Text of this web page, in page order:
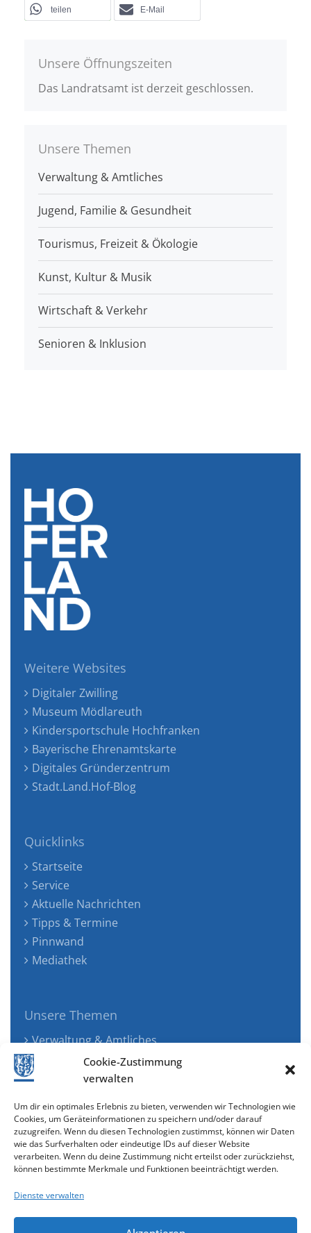
Cookie-Zustimmung
verwalten
Um dir ein optimales Erlebnis zu bieten, verwenden wir Technologien wie
Cookies, um Geräteinformationen zu speichern und/oder darauf
zuzugreifen. Wenn du diesen Technologien zustimmst, können wir Daten
wie das Surfverhalten oder eindeutige IDs auf dieser Website
verarbeiten. Wenn du deine Zustimmung nicht erteilst oder zurückziehst,
können bestimmte Merkmale und Funktionen beeinträchtigt werden.
Dienste verwalten
teilen E-Mail
Unsere Öffnungszeiten
Das Landratsamt ist derzeit geschlossen.
Unsere Themen
Verwaltung & Amtliches
Jugend, Familie & Gesundheit
Tourismus, Freizeit & Ökologie
Kunst, Kultur & Musik
Wirtschaft & Verkehr
Senioren & Inklusion
Weitere Websites
Digitaler Zwilling
Museum Mödlareuth
Kindersportschule Hochfranken
Bayerische Ehrenamtskarte
Digitales Gründerzentrum
Stadt.Land.Hof-Blog
Quicklinks
Startseite
Service
Aktuelle Nachrichten
Tipps & Termine
Pinnwand
Mediathek
Unsere Themen
Verwaltung & Amtliches
Jugend, Familie & Gesundheit
Tourismus, Freizeit & Ökologie
Wirtschaft & Verkehr
Senioren & Inklusion